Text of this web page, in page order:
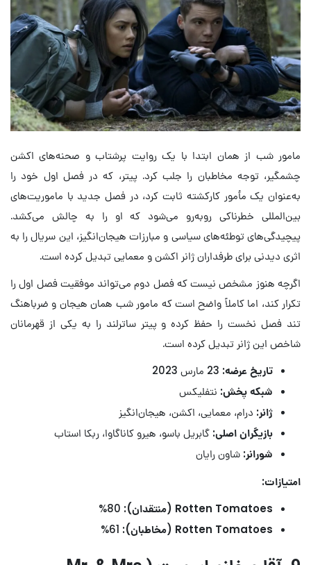
مامور شب از همان ابتدا با یک روایت پرشتاب و صحنه‌های اکشن
چشمگیر، توجه مخاطبان را جلب کرد. پیتر، که در فصل اول خود را
به‌عنوان یک مأمور کارکشته ثابت کرد، در فصل جدید با ماموریت‌های
بین‌المللی خطرناکی روبه‌رو می‌شود که او را به چالش می‌کشد.
پیچیدگی‌های توطئه‌های سیاسی و مبارزات هیجان‌انگیز، این سریال را به
اثری دیدنی برای طرفداران ژانر اکشن و معمایی تبدیل کرده است.
اگرچه هنوز مشخص نیست که فصل دوم می‌تواند موفقیت فصل اول را
تکرار کند، اما کاملاً واضح است که مامور شب همان هیجان و ضرباهنگ
تند فصل نخست را حفظ کرده و پیتر ساترلند را به یکی از قهرمانان
شاخص این ژانر تبدیل کرده است.
تاریخ عرضه:
شبکه پخش: نتفلیکس
ژانر: درام، معمایی، اکشن، هیجان‌انگیز
بازیگران اصلی: گابریل باسو، هیرو کاناگاوا، ربکا استاب
شورانر: شاون رایان
امتیازات:
Rotten Tomatoes (منتقدان):
Rotten Tomatoes (مخاطبان):